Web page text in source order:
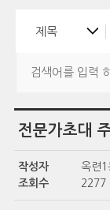
전문가초대
작성자 옥련1
조회수
2277